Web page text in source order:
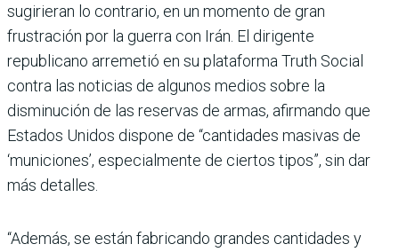
sugirieran lo contrario, en un momento de gran
frustración por la guerra con Irán. El dirigente
republicano arremetió en su plataforma Truth Social
contra las noticias de algunos medios sobre la
disminución de las reservas de armas, afirmando que
Estados Unidos dispone de “cantidades masivas de
‘municiones’, especialmente de ciertos tipos”, sin dar
más detalles.
“Además, se están fabricando grandes cantidades y